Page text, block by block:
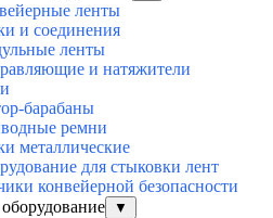
ленты
и соединения
ленты
и натяжители
барабаны
ремни
металлические
для стыковки лент
конвейерной безопасности
▼